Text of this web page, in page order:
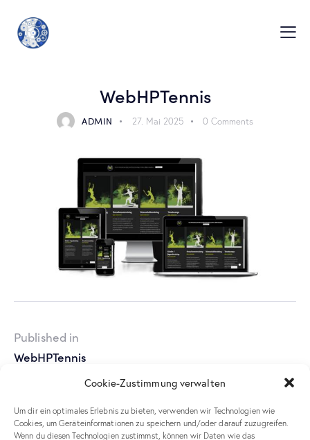
Cookie-Zustimmung verwalten
Um dir ein optimales Erlebnis zu bieten, verwenden wir Technologien wie
Cookies, um Geräteinformationen zu speichern und/oder darauf zuzugreifen.
Wenn du diesen Technologien zustimmst, können wir Daten wie das
WebHPTennis
ADMIN 27. Mai 2025 0 Comments
Published in
WebHPTennis